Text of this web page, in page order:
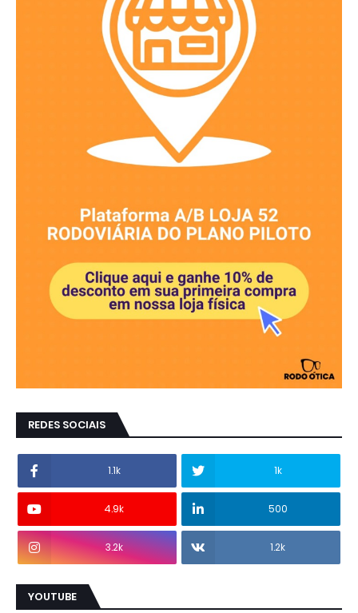
REDES SOCIAIS
1.1k 1k
4.9k 500
3.2k 1.2k
YOUTUBE